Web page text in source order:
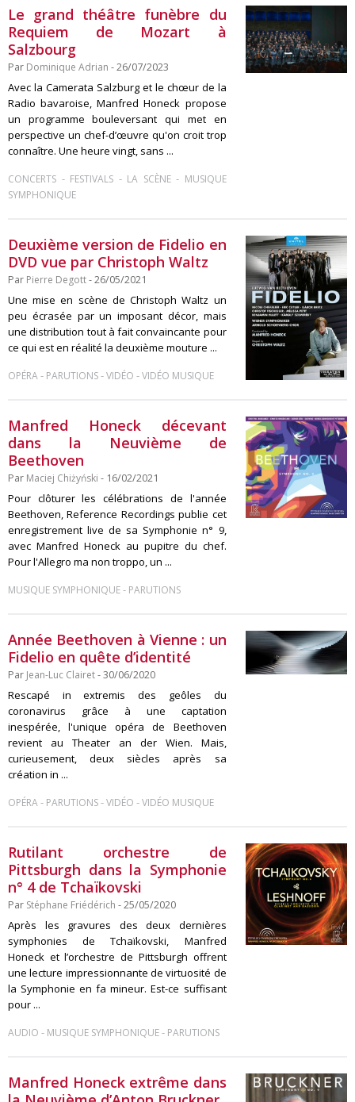
Le grand théâtre funèbre du
Requiem de Mozart à
Salzbourg
Par Dominique Adrian - 26/07/2023
Avec la Camerata Salzburg et le chœur de la
Radio bavaroise, Manfred Honeck propose
un programme bouleversant qui met en
perspective un chef-d’œuvre qu'on croit trop
connaître. Une heure vingt, sans ...
CONCERTS - FESTIVALS - LA SCÈNE- MUSIQUE
SYMPHONIQUE
Deuxième version de Fidelio en
DVD vue par Christoph Waltz
Par Pierre Degott- 26/05/2021
Une mise en scène de Christoph Waltz un
peu écrasée par un imposant décor, mais
une distribution tout à fait convaincante pour
ce qui est en réalité la deuxième mouture ...
OPÉRA- PARUTIONS-VIDÉO -VIDÉO MUSIQUE
Manfred Honeck décevant
dans la Neuvième de
Beethoven
Par Maciej Chiżyński - 16/02/2021
Pour clôturer les célébrations de l'année
Beethoven, Reference Recordings publie cet
enregistrement live de sa Symphonie n° 9,
avec Manfred Honeck au pupitre du chef.
Pour l'Allegro ma non troppo, un ...
MUSIQUE SYMPHONIQUE- PARUTIONS
Année Beethoven à Vienne : un
Fidelio en quête d’identité
Par Jean-Luc Clairet- 30/06/2020
Rescapé in extremis des geôles du
coronavirus grâce à une captation
inespérée, l'unique opéra de Beethoven
revient au Theater an der Wien. Mais,
curieusement, deux siècles après sa
création in ...
OPÉRA- PARUTIONS-VIDÉO -VIDÉO MUSIQUE
Rutilant orchestre de
Pittsburgh dans la Symphonie
n° 4 de Tchaïkovski
Par Stéphane Friédérich - 25/05/2020
Après les gravures des deux dernières
symphonies de Tchaïkovski, Manfred
Honeck et l’orchestre de Pittsburgh offrent
une lecture impressionnante de virtuosité de
la Symphonie en fa mineur. Est-ce suffisant
pour ...
AUDIO - MUSIQUE SYMPHONIQUE- PARUTIONS
Manfred Honeck extrême dans